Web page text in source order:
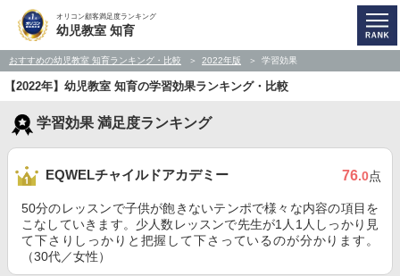
オリコン顧客満足度ランキング
幼児教室 知育
おすすめの幼児教室 知育ランキング・比較 2022年版 学習効果
【2022年】幼児教室 知育の学習効果ランキング・比較
学習効果 満足度ランキング
EQWELチャイルドアカデミー 76.0点
50分のレッスンで子供が飽きないテンポで様々な内容の項目を
こなしていきます。少人数レッスンで先生が1人1人しっかり見
て下さりしっかりと把握して下さっているのが分かります。
（30代／女性）